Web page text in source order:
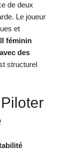
de deux
Le joueur
et
féminin
des
structurel